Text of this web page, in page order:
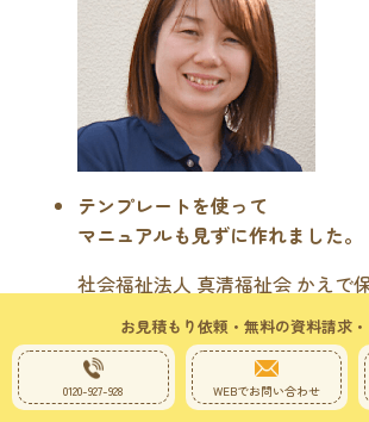
お見積もり依頼・無料の資料請求
0120-927-928 WEBでお問い合わせ
テンプレートを使って
マニュアルも見ずに作れました。
社会福祉法人 真清福祉会 かえで